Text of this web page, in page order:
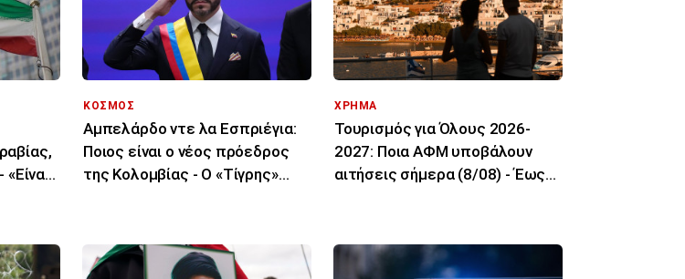
ΚΟΣΜΟΣ
Αμπελάρδο ντε λα Εσπριέγια:
Ποιος είναι ο νέος πρόεδρος
της Κολομβίας - Ο «Τίγρης»
ΧΡΗΜΑ
Τουρισμός για Όλους 2026-
2027: Ποια ΑΦΜ υποβάλουν
αιτήσεις σήμερα (8/08) - Έως